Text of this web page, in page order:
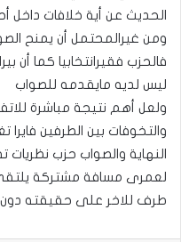
الحديث عن أية خلافات داخل
ومن غيرالمحتمل أن يمنح
فالحزب فقيرانتخابيا كما أن
ليس لديه مايقدمه للصواب
ولعل أهم نتيجة مباشرة
والتخوفات بين الطرفين
النهاية والصواب حزب
لعمرى مسافة مشتركة
طرف للاخر على حقيقته